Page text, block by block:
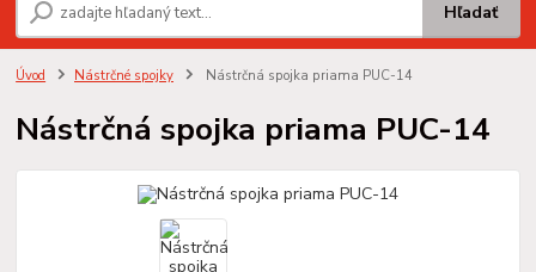
Hľadať
Úvod Nástrčné spojky Nástrčná spojka priama PUC-14
Nástrčná spojka priama PUC-14